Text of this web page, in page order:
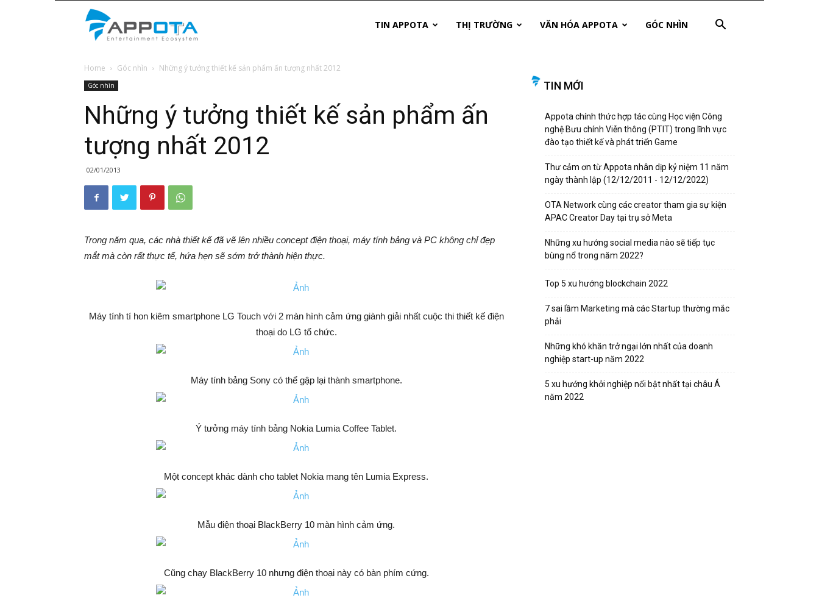
News
TIN APPOTA THỊ TRƯỜNG VĂN HÓA APPOTA GÓC NHÌN
Home Góc nhìn Những ý tưởng thiết kế sản phẩm ấn tượng nhất 2012
Góc nhìn
Những ý tưởng thiết kế sản phẩm ấn
tượng nhất 2012
02/01/2013
Trong năm qua, các nhà thiết kế đã vẽ lên nhiều concept điện thoại, máy tính bảng và PC không chỉ đẹp
mắt mà còn rất thực tế, hứa hẹn sẽ sớm trở thành hiện thực.
Máy tính tí hon kiêm smartphone LG Touch với 2 màn hình cảm ứng giành giải nhất cuộc thi thiết kế điện
thoại do LG tổ chức.
Máy tính bảng Sony có thể gập lại thành smartphone.
Ý tưởng máy tính bảng Nokia Lumia Coffee Tablet.
Một concept khác dành cho tablet Nokia mang tên Lumia Express.
Mẫu điện thoại BlackBerry 10 màn hình cảm ứng.
Cũng chạy BlackBerry 10 nhưng điện thoại này có bàn phím cứng.
TIN MỚI
Appota chính thức hợp tác cùng Học viện Công
nghệ Bưu chính Viễn thông (PTIT) trong lĩnh vực
đào tạo thiết kế và phát triển Game
Thư cảm ơn từ Appota nhân dịp kỷ niệm 11 năm
ngày thành lập (12/12/2011 - 12/12/2022)
OTA Network cùng các creator tham gia sự kiện
APAC Creator Day tại trụ sở Meta
Những xu hướng social media nào sẽ tiếp tục
bùng nổ trong năm 2022?
Top 5 xu hướng blockchain 2022
7 sai lầm Marketing mà các Startup thường mắc
phải
Những khó khăn trở ngại lớn nhất của doanh
nghiệp start-up năm 2022
5 xu hướng khởi nghiệp nổi bật nhất tại châu Á
năm 2022